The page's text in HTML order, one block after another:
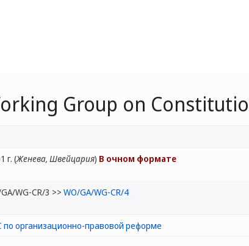
Group on
г. (Женева, Швейцария) В очном формате
WG-CR/3 >> WO/GA/WG-CR/4
по организационно-правовой реформе